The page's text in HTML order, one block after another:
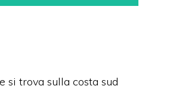
si trova sulla costa sud